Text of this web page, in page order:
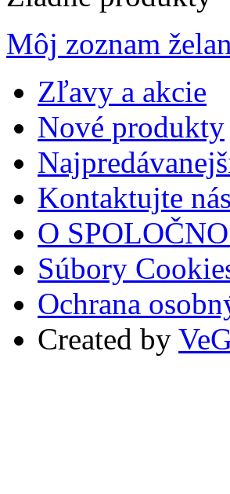
Môj zoznam
Zľavy a akcie
Nové produkty
Kontaktujte nás
O
Súbory
Ochrana
Created by